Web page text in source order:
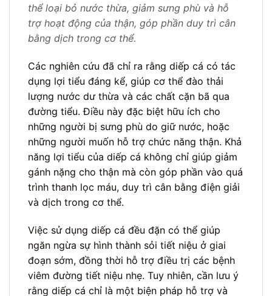
thể loại bỏ nước thừa, giảm sưng phù và hỗ
trợ hoạt động của thận, góp phần duy trì cân
bằng dịch trong cơ thể.
Các nghiên cứu đã chỉ ra rằng diếp cá có tác
dụng lợi tiểu đáng kể, giúp cơ thể đào thải
lượng nước dư thừa và các chất cặn bã qua
đường tiểu. Điều này đặc biệt hữu ích cho
những người bị sưng phù do giữ nước, hoặc
những người muốn hỗ trợ chức năng thận. Khả
năng lợi tiểu của diếp cá không chỉ giúp giảm
gánh nặng cho thận mà còn góp phần vào quá
trình thanh lọc máu, duy trì cân bằng điện giải
và dịch trong cơ thể.
Việc sử dụng diếp cá đều đặn có thể giúp
ngăn ngừa sự hình thành sỏi tiết niệu ở giai
đoạn sớm, đồng thời hỗ trợ điều trị các bệnh
viêm đường tiết niệu nhẹ. Tuy nhiên, cần lưu ý
rằng diếp cá chỉ là một biện pháp hỗ trợ và